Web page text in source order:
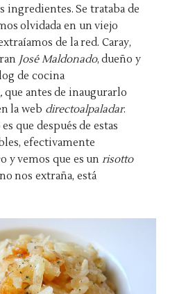
ingredientes. Se trataba de
olvidada en un viejo
de la red. Caray,
José Maldonado, dueño y
de cocina
que antes de inaugurarlo
la web directoalpaladar.
que después de estas
efectivamente
y vemos que es un risotto
nos extraña, está